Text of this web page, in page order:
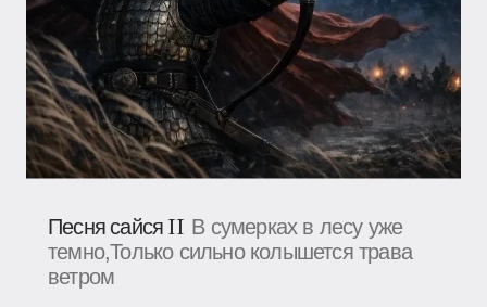
Песня сайся II В сумерках в лесу уже
темно,Только сильно колышется трава
ветром